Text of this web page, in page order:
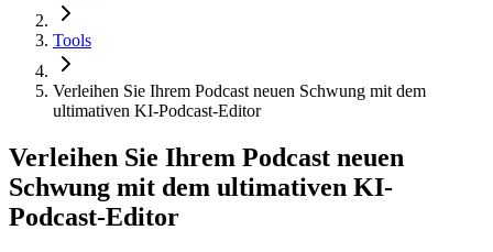
Tools
Verleihen Sie Ihrem Podcast neuen Schwung mit dem
ultimativen KI-Podcast-Editor
Verleihen Sie Ihrem Podcast neuen
Schwung mit dem ultimativen KI-
Podcast-Editor